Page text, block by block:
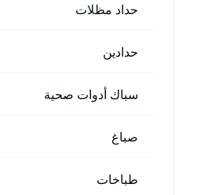
حداد مظلات
حدادين
سباك أدوات صحية
صباغ
طباخات